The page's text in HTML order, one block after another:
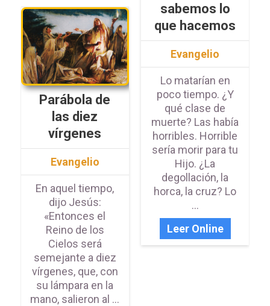
sabemos lo
que hacemos
Evangelio
Lo matarían en
poco tiempo. ¿Y
qué clase de
muerte? Las había
horribles. Horrible
sería morir para tu
Hijo. ¿La
degollación, la
horca, la cruz? Lo
...
Leer Online
Parábola de
las diez
vírgenes
Evangelio
En aquel tiempo,
dijo Jesús:
«Entonces el
Reino de los
Cielos será
semejante a diez
vírgenes, que, con
su lámpara en la
mano, salieron al ...